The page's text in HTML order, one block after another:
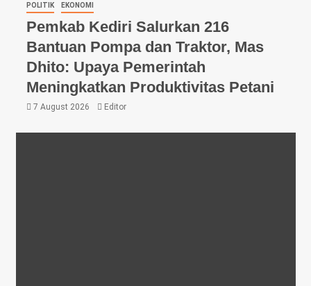
POLITIK EKONOMI
Pemkab Kediri Salurkan 216
Bantuan Pompa dan Traktor, Mas
Dhito: Upaya Pemerintah
Meningkatkan Produktivitas Petani
7 August 2026 Editor